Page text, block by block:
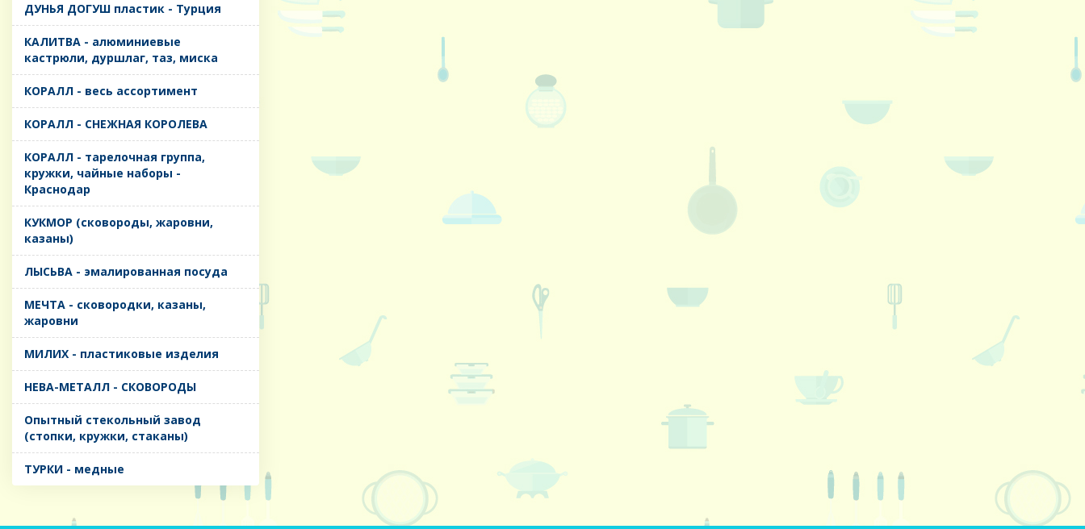
ДУНЬЯ ДОГУШ пластик - Турция
КАЛИТВА - алюминиевые
кастрюли, дуршлаг, таз, миска
КОРАЛЛ - весь ассортимент
КОРАЛЛ - СНЕЖНАЯ КОРОЛЕВА
КОРАЛЛ - тарелочная группа,
кружки, чайные наборы -
Краснодар
КУКМОР (сковороды, жаровни,
казаны)
ЛЫСЬВА - эмалированная посуда
МЕЧТА - сковородки, казаны,
жаровни
МИЛИХ - пластиковые изделия
НЕВА-МЕТАЛЛ - СКОВОРОДЫ
Опытный стекольный завод
(стопки, кружки, стаканы)
ТУРКИ - медные